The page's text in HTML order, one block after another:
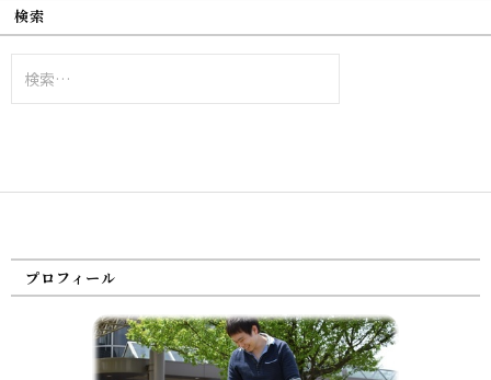
検索
索:
プロフィール